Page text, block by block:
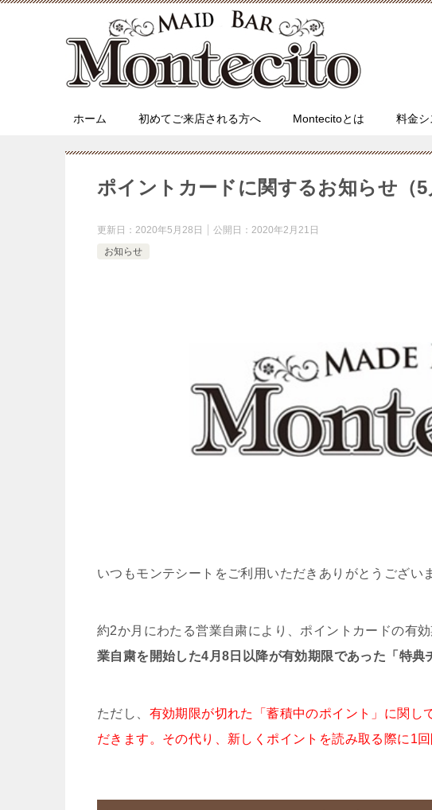
ホーム 初めてご来店される方へ Montecitoとは 料金シ
ポイントカードに関するお知らせ（5
更新日： 2020年5月28日 公開日： 2020年2月21日
お知らせ
いつもモンテシートをご利用いただきありがとうござい
約2か月にわたる営業自粛により、ポイントカードの有
業自粛を開始した4月8日以降が有効期限であった「特典
ただし、 有効期限が切れた「蓄積中のポイント」に関し
だきます。その代り、新しくポイントを読み取る際に1